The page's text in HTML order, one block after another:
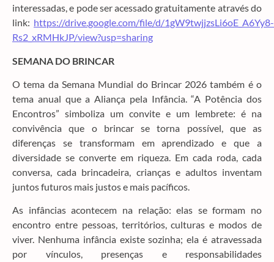
interessadas, e pode ser acessado gratuitamente através do
link: https://drive.google.com/file/d/1gW9twjjzsLi6oE_A6Yy8-
Rs2_xRMHkJP/view?usp=sharing
SEMANA DO BRINCAR
O tema da Semana Mundial do Brincar 2026 também é o
tema anual que a Aliança pela Infância. “A Potência dos
Encontros” simboliza um convite e um lembrete: é na
convivência que o brincar se torna possível, que as
diferenças se transformam em aprendizado e que a
diversidade se converte em riqueza. Em cada roda, cada
conversa, cada brincadeira, crianças e adultos inventam
juntos futuros mais justos e mais pacíficos.
As infâncias acontecem na relação: elas se formam no
encontro entre pessoas, territórios, culturas e modos de
viver. Nenhuma infância existe sozinha; ela é atravessada
por vínculos, presenças e responsabilidades